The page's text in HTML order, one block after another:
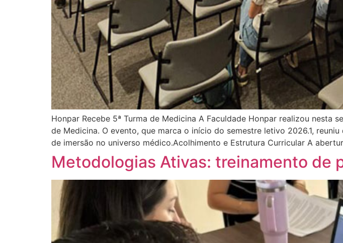
Honpar Recebe 5ª Turma de Medicina A Faculdade Honpar realizou
de Medicina. O evento, que marca o início do semestre letivo 2026.1,
de imersão no universo médico.Acolhimento e Estrutura Curricular A
Metodologias Ativas: treinamento de